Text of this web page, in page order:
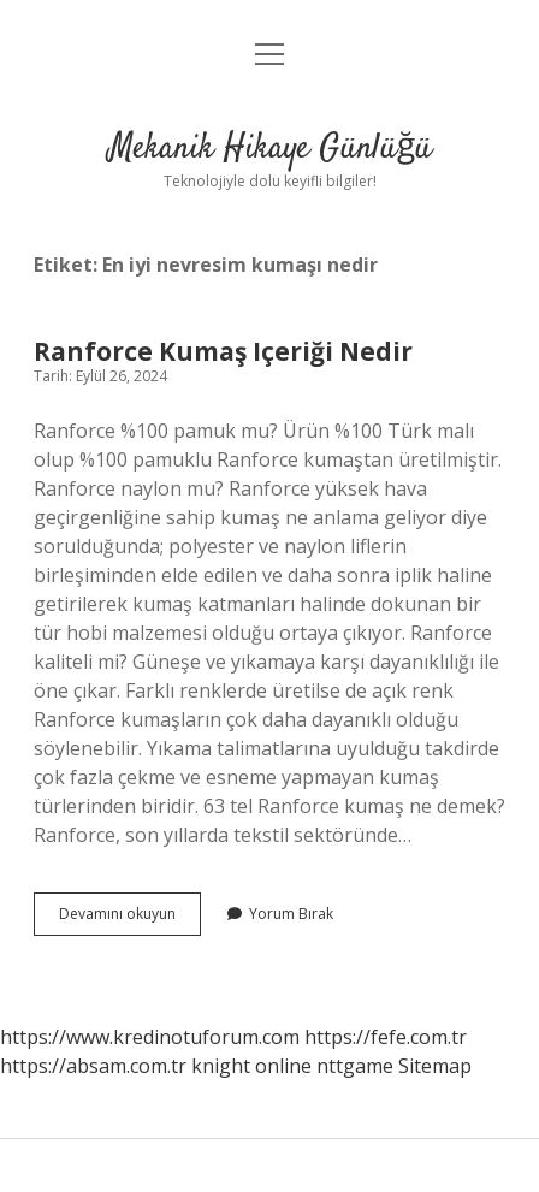
Anasayfa
Yasal Uyarı
menüyü
Mekanik Hikaye Günlüğü
Teknolojiyle dolu keyifli bilgiler!
Etiket: En iyi nevresim kumaşı nedir
Ranforce Kumaş Içeriği Nedir
Tarih: Eylül 26, 2024
Ranforce %100 pamuk mu? Ürün %100 Türk malı
olup %100 pamuklu Ranforce kumaştan üretilmiştir.
Ranforce naylon mu? Ranforce yüksek hava
geçirgenliğine sahip kumaş ne anlama geliyor diye
sorulduğunda; polyester ve naylon liflerin
birleşiminden elde edilen ve daha sonra iplik haline
getirilerek kumaş katmanları halinde dokunan bir
tür hobi malzemesi olduğu ortaya çıkıyor. Ranforce
kaliteli mi? Güneşe ve yıkamaya karşı dayanıklılığı ile
öne çıkar. Farklı renklerde üretilse de açık renk
Ranforce kumaşların çok daha dayanıklı olduğu
söylenebilir. Yıkama talimatlarına uyulduğu takdirde
çok fazla çekme ve esneme yapmayan kumaş
türlerinden biridir. 63 tel Ranforce kumaş ne demek?
Ranforce, son yıllarda tekstil sektöründe…
Devamını okuyun Ranforce
Kumaş
Yorum Bırak
https://www.kredinotuforum.com https://fefe.com.tr
https://absam.com.tr knight online nttgame Sitemap